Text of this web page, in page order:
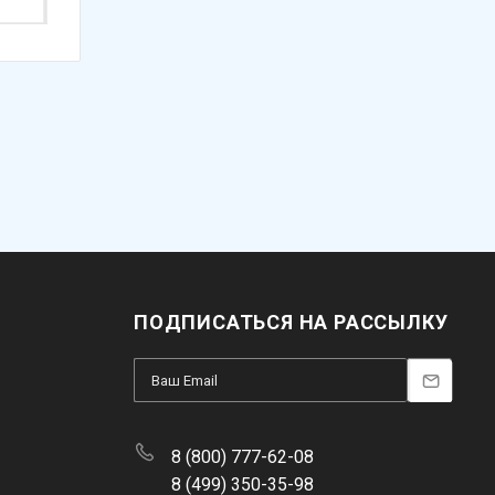
ПОДПИСАТЬСЯ НА РАССЫЛКУ
8 (800) 777-62-08
8 (499) 350-35-98